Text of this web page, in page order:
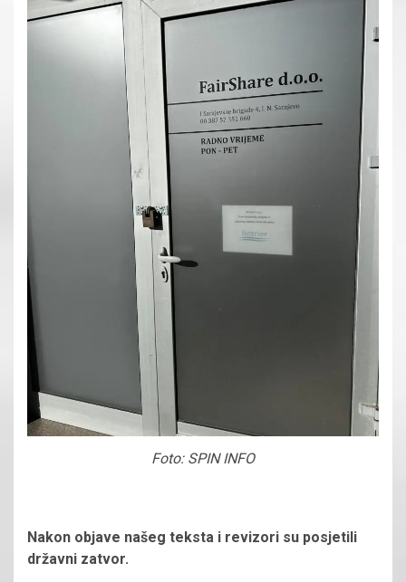
Foto: SPIN INFO
Nakon objave našeg teksta i revizori su posjetili
državni zatvor.